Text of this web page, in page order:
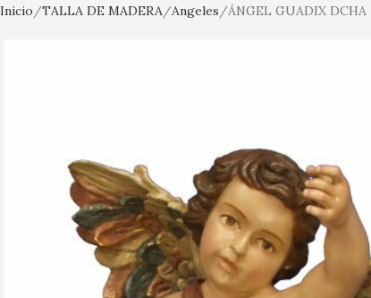
Inicio TALLA DE MADERA Angeles ÁNGEL GUADIX DCHA